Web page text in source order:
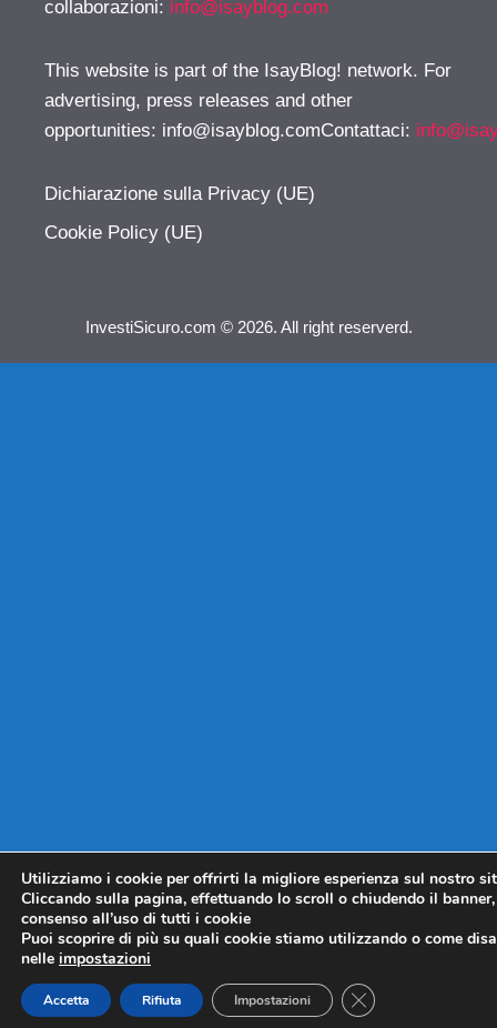
collaborazioni: info@isayblog.com
This website is part of the IsayBlog! network. For
advertising, press releases and other
opportunities: info@isayblog.comContattaci:
Dichiarazione sulla Privacy (UE)
Cookie Policy (UE)
InvestiSicuro.com © 2026. All right reserverd.
Utilizziamo i cookie per offrirti la migliore esperienza sul nostro
Cliccando sulla pagina, effettuando lo scroll o chiudendo il
consenso all’uso di tutti i cookie
Puoi scoprire di più su quali cookie stiamo utilizzando o come
nelle impostazioni
Accetta Rifiuta Impostazioni CLOSE GDPR